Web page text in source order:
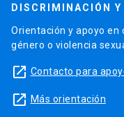
DISCRIMINACIÓN
Orientación y apoyo en
género o violencia
launch Contacto para
launch Más orientación